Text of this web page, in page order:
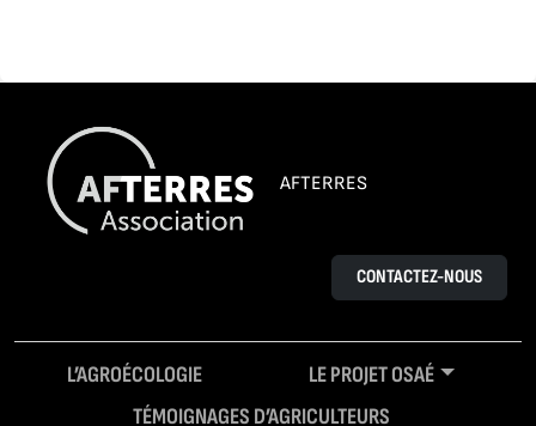
AFTERRES
CONTACTEZ-NOUS
L’AGROÉCOLOGIE
LE PROJET OSAÉ
TÉMOIGNAGES D’AGRICULTEURS